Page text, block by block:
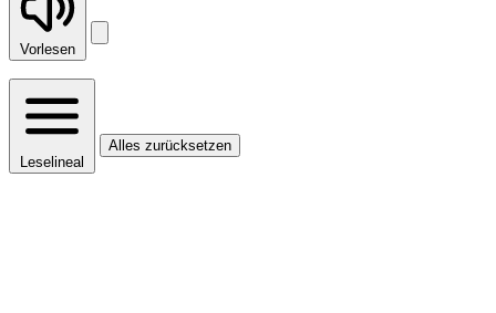
Vorlesen
Leselineal
Alles zurücksetzen